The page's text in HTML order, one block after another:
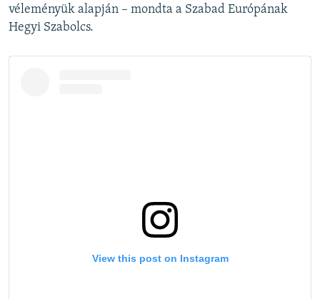
véleményük alapján – mondta a Szabad Európának
Hegyi Szabolcs.